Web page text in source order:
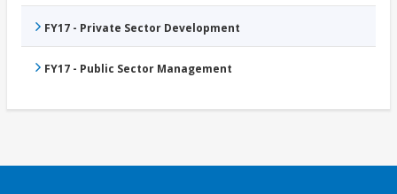
FY17 - Private Sector Development
FY17 - Public Sector Management